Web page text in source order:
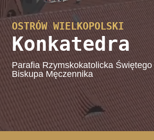
OSTRÓW WIELKOPOLSKI
Konkatedra
Parafia Rzymskokatolicka Świętego
Biskupa Męczennika